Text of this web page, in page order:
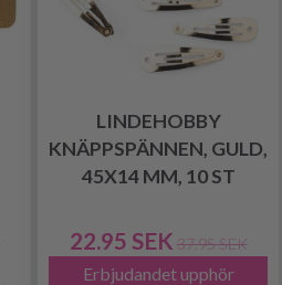
LINDEHOBBY
KNÄPPSPÄNNEN, GULD,
45X14 MM, 10 ST
22.95 SEK 37.95 SEK
Erbjudandet upphör